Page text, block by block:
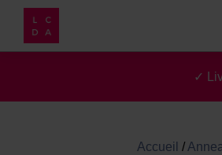
✓
Accueil /